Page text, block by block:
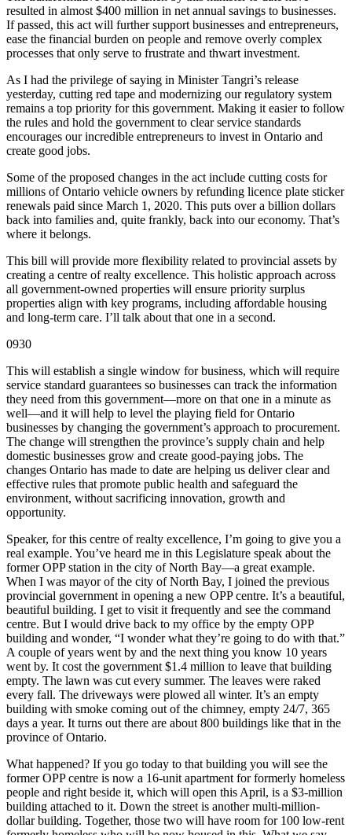
resulted in almost $400 million in net annual savings to businesses.
If passed, this act will further support businesses and entrepreneurs,
ease the financial burden on people and remove overly complex
processes that only serve to frustrate and thwart investment.
As I had the privilege of saying in Minister Tangri’s release
yesterday, cutting red tape and modernizing our regulatory system
remains a top priority for this government. Making it easier to follow
the rules and hold the government to clear service standards
encourages our incredible entrepreneurs to invest in Ontario and
create good jobs.
Some of the proposed changes in the act include cutting costs for
millions of Ontario vehicle owners by refunding licence plate sticker
renewals paid since March 1, 2020. This puts over a billion dollars
back into families and, quite frankly, back into our economy. That’s
where it belongs.
This bill will provide more flexibility related to provincial assets by
creating a centre of realty excellence. This holistic approach across
all government-owned properties will ensure priority surplus
properties align with key programs, including affordable housing
and long-term care. I’ll talk about that one in a second.
0930
This will establish a single window for business, which will require
service standard guarantees so businesses can track the information
they need from this government—more on that one in a minute as
well—and it will help to level the playing field for Ontario
businesses by changing the government’s approach to procurement.
The change will strengthen the province’s supply chain and help
domestic businesses grow and create good-paying jobs. The
changes Ontario has made to date are helping us deliver clear and
effective rules that promote public health and safeguard the
environment, without sacrificing innovation, growth and
opportunity.
Speaker, for this centre of realty excellence, I’m going to give you a
real example. You’ve heard me in this Legislature speak about the
former OPP station in the city of North Bay—a great example.
When I was mayor of the city of North Bay, I joined the previous
provincial government in opening a new OPP centre. It’s a beautiful,
beautiful building. I get to visit it frequently and see the command
centre. But I would drive back to my office by the empty OPP
building and wonder, “I wonder what they’re going to do with that.”
A couple of years went by and the next thing you know 10 years
went by. It cost the government $1.4 million to leave that building
empty. The lawn was cut every summer. The leaves were raked
every fall. The driveways were plowed all winter. It’s an empty
building with smoke coming out of the chimney, empty 24/7, 365
days a year. It turns out there are about 800 buildings like that in the
province of Ontario.
What happened? If you go today to that building you will see the
former OPP centre is now a 16-unit apartment for formerly homeless
people and right beside it, which will open this April, is a $3-million
building attached to it. Down the street is another multi-million-
dollar building. Together, those two will have room for 100 low-rent